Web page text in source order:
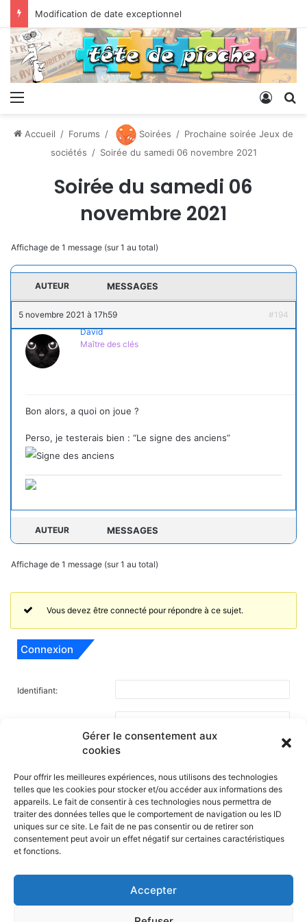
Gérer le consentement aux
cookies
Pour offrir les meilleures expériences, nous utilisons des technologies
telles que les cookies pour stocker et/ou accéder aux informations des
appareils. Le fait de consentir à ces technologies nous permettra de
traiter des données telles que le comportement de navigation ou les ID
uniques sur ce site. Le fait de ne pas consentir ou de retirer son
consentement peut avoir un effet négatif sur certaines caractéristiques
et fonctions.
Accepter
Modification de date exceptionnel
Menu
Accueil / Forums / Soirées / Prochaine soirée Jeux de
sociétés / Soirée du samedi 06 novembre 2021
Soirée du samedi 06
novembre 2021
Affichage de 1 message (sur 1 au total)
AUTEUR MESSAGES
5 novembre 2021 à 17h59
#194
David
Maître des clés
Bon alors, a quoi on joue ?
Perso, je testerais bien : “Le signe des anciens”
AUTEUR MESSAGES
Affichage de 1 message (sur 1 au total)
Vous devez être connecté pour répondre à ce sujet.
Connexion
Identifiant:
Rester connecté
Connexion